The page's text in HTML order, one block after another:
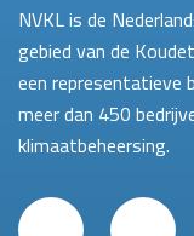
NVKL is de
gebied van de
een representatieve
meer dan 450
klimaatbeheersing.